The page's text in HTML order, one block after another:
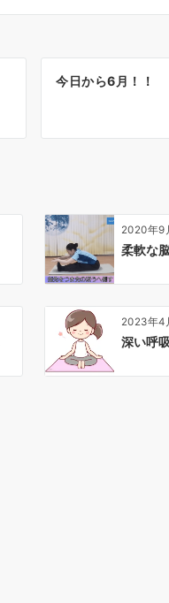
今日から6月！！
2020年9
柔軟な
2023年4
深い呼